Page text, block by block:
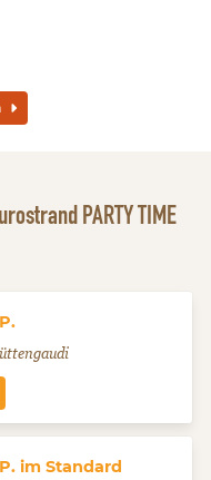
PARTY TIME
im Standard